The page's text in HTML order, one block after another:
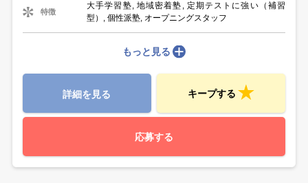
特徴
大手学習塾, 地域密着塾, 定期テストに強い（補習
型）, 個性派塾, オープニングスタッフ
もっと見る
詳細を見る キープする
応募する